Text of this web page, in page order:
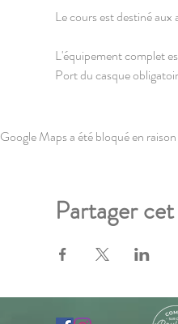
Le cours est destiné
L'équipement complet
Port du casque
Rdv 10min avant le
Métro : Marbrerie
GPS : "Parking Fives Cail"
Formule "À L'ANNÉE"
Google Maps a été bloqué en
Partager